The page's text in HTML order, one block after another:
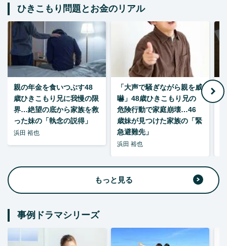
ひきこもり問題とお金のリアル
親の年金を食いつぶす48
歳ひきこもり兄に我慢の限
界…絶望の底から家族を救
った妹の「執念の説得」
浜田 裕也
「大声で騒ぎながら親を威
嚇」48歳ひきこもり兄の
危険行動で家庭崩壊…46
歳妹が見つけた家族の「緊
急避難先」
浜田 裕也
もっと見る
事例ドラマシリーズ